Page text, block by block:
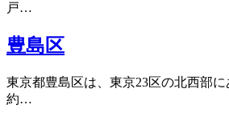
戸…
豊島区
東京都豊島区は、東京23区の北西部
約…